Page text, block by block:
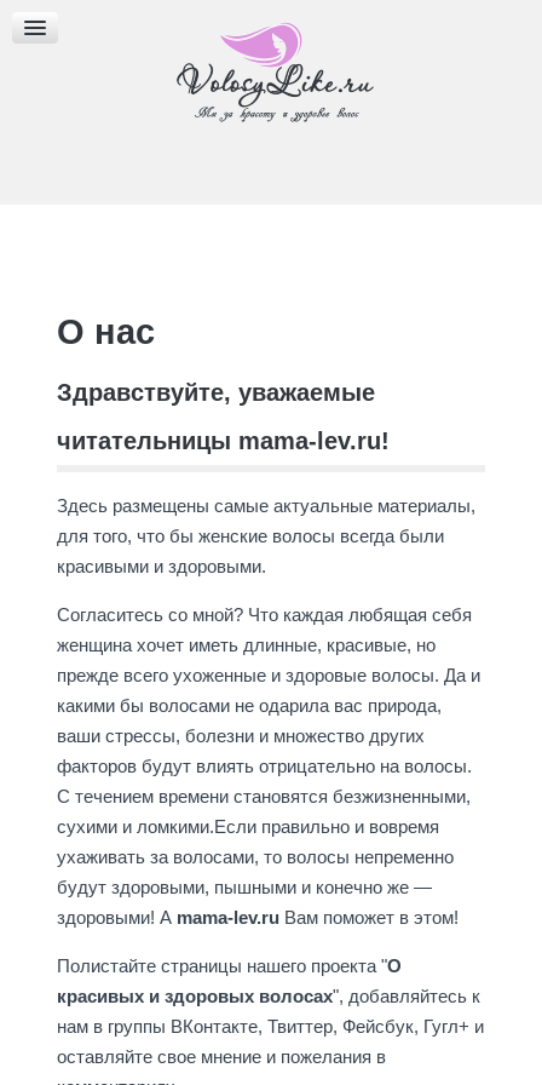
МАСЛА ДЛЯ ВОЛОС
О нас
Здравствуйте, уважаемые
читательницы mama-lev.ru!
Здесь размещены самые актуальные материалы,
для того, что бы женские волосы всегда были
красивыми и здоровыми.
Согласитесь со мной? Что каждая любящая себя
женщина хочет иметь длинные, красивые, но
прежде всего ухоженные и здоровые волосы. Да и
какими бы волосами не одарила вас природа,
ваши стрессы, болезни и множество других
факторов будут влиять отрицательно на волосы.
С течением времени становятся безжизненными,
сухими и ломкими.Если правильно и вовремя
ухаживать за волосами, то волосы непременно
будут здоровыми, пышными и конечно же —
здоровыми! А mama-lev.ru Вам поможет в этом!
Полистайте страницы нашего проекта "О
красивых и здоровых волосах", добавляйтесь к
нам в группы ВКонтакте, Твиттер, Фейсбук, Гугл+ и
оставляйте свое мнение и пожелания в